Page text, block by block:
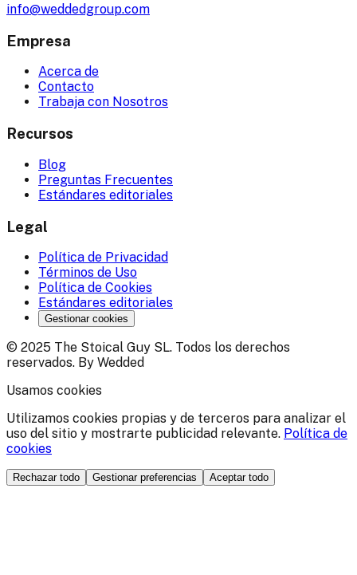
info@weddedgroup.com
Empresa
Acerca de
Contacto
Trabaja con Nosotros
Recursos
Blog
Preguntas Frecuentes
Estándares editoriales
Legal
Política de Privacidad
Términos de Uso
Política de Cookies
Estándares editoriales
Gestionar cookies
© 2025 The Stoical Guy SL. Todos los derechos
reservados. By Wedded
Usamos cookies
Utilizamos cookies propias y de terceros para analizar el
uso del sitio y mostrarte publicidad relevante. Política de
cookies
Rechazar todo Gestionar preferencias Aceptar todo